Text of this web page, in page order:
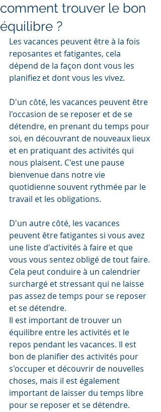
comment trouver le bon
équilibre ?
Les vacances peuvent être à la fois
reposantes et fatigantes, cela
dépend de la façon dont vous les
planifiez et dont vous les vivez.
D'un côté, les vacances peuvent être
l'occasion de se reposer et de se
détendre, en prenant du temps pour
soi, en découvrant de nouveaux lieux
et en pratiquant des activités qui
nous plaisent. C'est une pause
bienvenue dans notre vie
quotidienne souvent rythmée par le
travail et les obligations.
D'un autre côté, les vacances
peuvent être fatigantes si vous avez
une liste d'activités à faire et que
vous vous sentez obligé de tout faire.
Cela peut conduire à un calendrier
surchargé et stressant qui ne laisse
pas assez de temps pour se reposer
et se détendre.
Il est important de trouver un
équilibre entre les activités et le
repos pendant les vacances. Il est
bon de planifier des activités pour
s'occuper et découvrir de nouvelles
choses, mais il est également
important de laisser du temps libre
pour se reposer et se détendre.